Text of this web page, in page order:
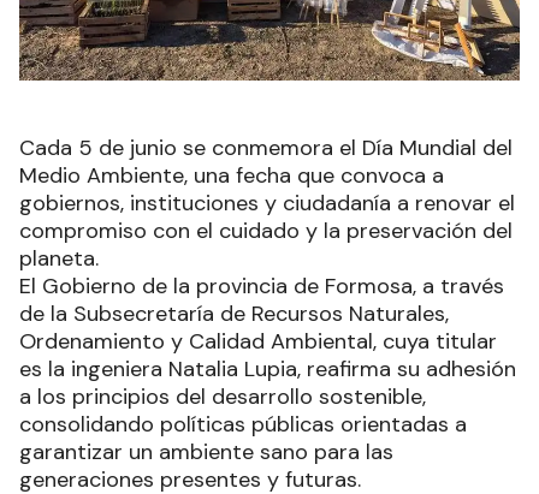
Cada 5 de junio se conmemora el Día Mundial del
Medio Ambiente, una fecha que convoca a
gobiernos, instituciones y ciudadanía a renovar el
compromiso con el cuidado y la preservación del
planeta.
El Gobierno de la provincia de Formosa, a través
de la Subsecretaría de Recursos Naturales,
Ordenamiento y Calidad Ambiental, cuya titular
es la ingeniera Natalia Lupia, reafirma su adhesión
a los principios del desarrollo sostenible,
consolidando políticas públicas orientadas a
garantizar un ambiente sano para las
generaciones presentes y futuras.